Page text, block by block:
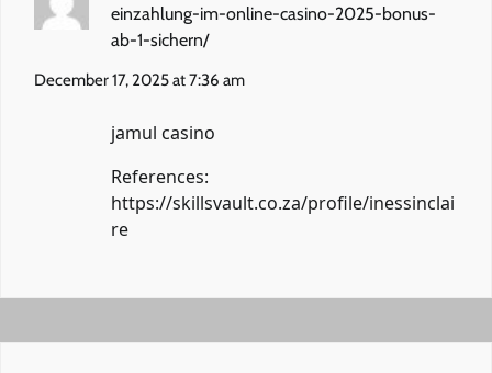
einzahlung-im-online-casino-2025-bonus-
ab-1-sichern/
December 17, 2025 at 7:36 am
jamul casino
References:
https://skillsvault.co.za/profile/inessinclai
re